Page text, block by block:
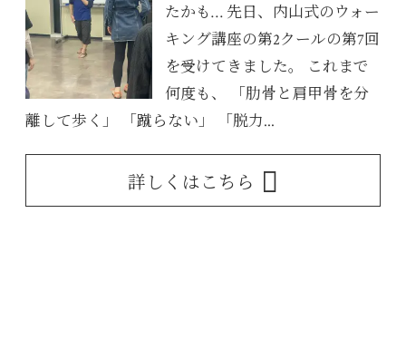
たかも… 先日、内山式のウォー
キング講座の第2クールの第7回
を受けてきました。 これまで
何度も、 「肋骨と肩甲骨を分
離して歩く」 「蹴らない」 「脱力...
詳しくはこちら